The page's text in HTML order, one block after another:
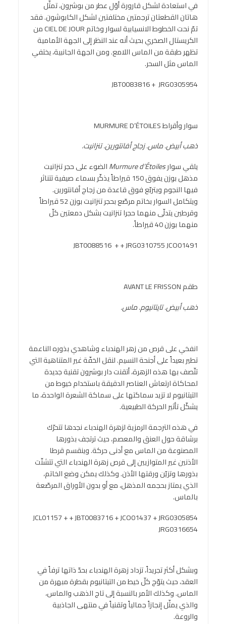
في استعادة لشكل قارورة أوّل عطر من بوشرون، تمثّل
هاتان القطعتان ترجمتين مختلفتين لشكل الكابوشون. فقد
تمّ نحت الخطوط الانسيابية لسوار وخاتم CIEL DE JOUR من
الكريستال الصخري بحيث أنه عند النظر إلى الجهة الأمامية
تظهر طبقة من الماس اللامع. ومن الجهة الجانبية، يختفي
الماس مثل السحر.
JBT0083816 + JRG0305954
سوار وأقراط MURMURE D’ÉTOILES
ذهب أبيض. ماس. زجاجأفانتورين. تنزانيت.
يلقي سوارMurmure d’Étoilesالضوء على حجر تنزانيت
مذهل بوزن يفوق 150 قيراطاً يذكّر بسماء صيفية تتناثر
فيها النجوم ويتربّع فوق قاعدة من زجاج أفانتورين.
ويتكامل السوار بخاتم مرصّع بحجر تنزانيت بوزن 52 قيراطاً
وقرطين يتدلّى منهما حجرا تنزانيت بشكل دمعتين كلّ
منهما بوزن 40 قيراطاً.
JBT0088516 + + JRG0310755 JCO01491
طقم AVANT LE FRISSON
ذهب أبيض. تايتانيوم. ماس.
انفخي على قرص من زهر الهندباء وشاهدي بذوره الناعمة
تطير بعيداً على أجنحة النسيم. لنقل الخفّة غير المتناهية التي
تتّصف بها هذه الزهرة، أتقنت دار بوشرون تقنية جديدة
لمحاكاة ارتعاش العناصر الدقيقة باستخدام خيوط من
التيتانيوم لا تزيد سماكتها على سماكة الشعرة الواحدة، ما
يشكّل تأثير الحركة الطبيعية.
في هذه الترجمة الرمزية لزهرة الهندباء نجدها تتحرّك
برشاقة حول العنق والمعصم، حيث ترتجف بذورها
المصنوعة من الماس مع أدنى حركة. وينقسم قرطا
الأذنين غير المتوازيين إلى قرص زهرة الهندباء التي تتشتّت
بذورها وتزيّن ورقتها الأذن. وكذلك يمكن وضع الخاتم،
الذي يمتاز بحجمه المذهل، مع أو بدون الأوراق المرصّعة
بالماس.
JCL01157 + + JBT0083716 + JCO01437 + JRG0305854
JRG0316654
وبشكل أكثر تجريداً، تزداد زهرة الهندباء بحدّ ذاتها ترفاً في
العقد، حيث يتوّج كلّ خيط من التيتانيوم بقطرة مبهرة من
الماس. وكذلك الأمر بالنسبة إلى تاج الذهب والماس،
والذي يمثّل إنجازاً جمالياً وتقنياً في منتهى الجاذبية
والروعة.